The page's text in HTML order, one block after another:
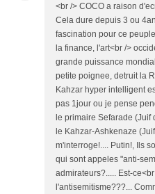
<br /> COCO a raison
Cela dure depuis 3 ou
fascination pour ce
la finance, l'art<br />
grande puissance
petite poignee, detruit la
Kahzar hyper intelligent
pas 1jour ou je pense
le primaire Sefarade
le Kahzar-Ashkenaze
m'interroge!.... Putin!, Ils
qui sont appeles "anti-
admirateurs?..... Est-
l'antisemitisme???...